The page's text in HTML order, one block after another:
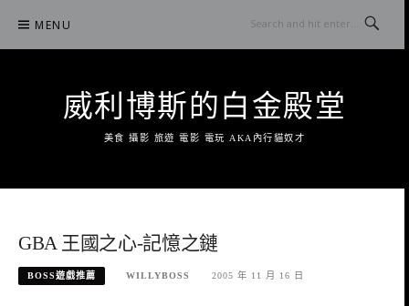
content
MENU
威利博斯的白金殿堂
美食 攝影 旅遊 電影 電玩 AKA內行貓奴才
GBA 王國之心-記憶之鏈
BOSS遊戲推薦 WILLYBOSS 2005 年 11 月 16 日